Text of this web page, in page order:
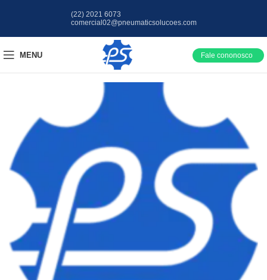
(22) 2021 6073
comercial02@pneumaticsolucoes.com
MENU Fale cononosco